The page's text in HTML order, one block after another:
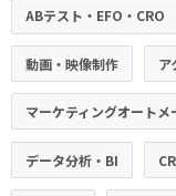
ABテスト・EFO・CRO
動画・映像制作 ア
マーケティングオートメ
データ分析・BI